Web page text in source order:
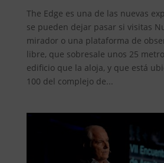
The Edge es una de las nuevas
se pueden dejar pasar si visitas
mirador o una plataforma de
libre, que sobresale unos 25
edificio que la aloja, y que está
100 del complejo de...